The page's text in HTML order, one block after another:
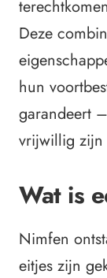
Deze
hun
garandeert
vrijwillig zijn
Wat is
Nimfen
eitjes zijn